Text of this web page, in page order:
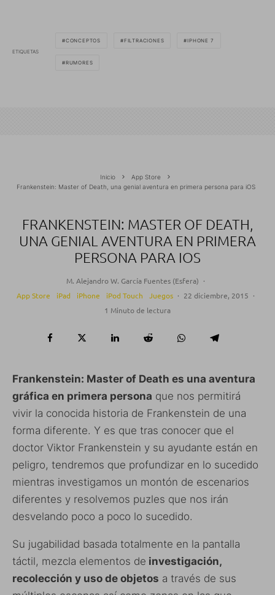
ETIQUETAS
CONCEPTOS FILTRACIONES IPHONE 7
RUMORES
Inicio
App Store
Frankenstein: Master of Death, una genial aventura en primera persona para iOS
FRANKENSTEIN: MASTER OF DEATH,
UNA GENIAL AVENTURA EN PRIMERA
PERSONA PARA IOS
M. Alejandro W. García Fuentes (Esfera) ·
App Store
iPad iPhone iPod Touch Juegos · 22 diciembre, 2015 ·
1 Minuto de lectura
Frankenstein: Master of Death es una aventura
gráfica en primera persona que nos permitirá
vivir la conocida historia de Frankenstein de una
forma diferente. Y es que tras conocer que el
doctor Viktor Frankenstein y su ayudante están en
peligro, tendremos que profundizar en lo sucedido
mientras investigamos un montón de escenarios
diferentes y resolvemos puzles que nos irán
desvelando poco a poco lo sucedido.
Su jugabilidad basada totalmente en la pantalla
táctil, mezcla elementos de investigación,
recolección y uso de objetos a través de sus